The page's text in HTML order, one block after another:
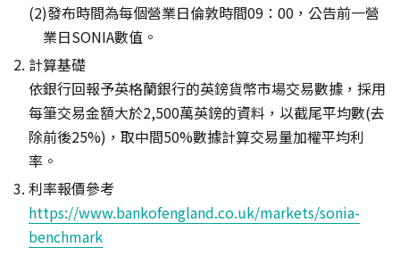
發布時間為每個營業日倫敦時間09：00，公告前一營
業日SONIA數值。
計算基礎
依銀行回報予英格蘭銀行的英鎊貨幣市場交易數據，採用
每筆交易金額大於2,500萬英鎊的資料，以截尾平均數(去
除前後25%)，取中間50%數據計算交易量加權平均利
率。
利率報價參考
https://www.bankofengland.co.uk/markets/sonia-
benchmark